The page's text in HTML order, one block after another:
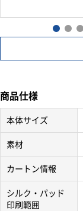
商品仕様
本体サイズ
素材
カートン情報
シルク・パッド
印刷範囲